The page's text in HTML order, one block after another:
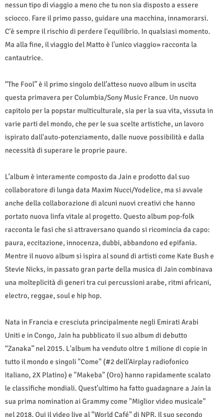
nessun tipo di viaggio a meno che tu non sia disposto a essere
sciocco. Fare il primo passo, guidare una macchina, innamorarsi.
C'è sempre il rischio di perdere l'equilibrio. In qualsiasi momento.
Ma alla fine, il viaggio del Matto è l'unico viaggio» racconta la
cantautrice.
“The Fool” è il primo singolo dell’atteso nuovo album in uscita
questa primavera per Columbia/Sony Music France. Un nuovo
capitolo per la popstar multiculturale, sia per la sua vita, vissuta in
varie parti del mondo, che per le sua scelte artistiche, un lavoro
ispirato dall'auto-potenziamento, dalle nuove possibilità e dalla
necessità di superare le proprie paure.
L’album è interamente composto da Jain e prodotto dal suo
collaboratore di lunga data Maxim Nucci/Yodelice, ma si avvale
anche della collaborazione di alcuni nuovi creativi che hanno
portato nuova linfa vitale al progetto. Questo album pop-folk
racconta le fasi che si attraversano quando si ricomincia da capo:
paura, eccitazione, innocenza, dubbi, abbandono ed epifania.
Mentre il nuovo album si ispira al sound di artisti come Kate Bush e
Stevie Nicks, in passato gran parte della musica di Jain combinava
una molteplicità di generi tra cui percussioni arabe, ritmi africani,
electro, reggae, soul e hip hop.
Nata in Francia e cresciuta principalmente negli Emirati Arabi
Uniti e in Congo, Jain ha pubblicato il suo album di debutto
“Zanaka” nel 2015. L'album ha venduto oltre 1 milione di copie in
tutto il mondo e singoli "Come" (#2 dell’Airplay radiofonico
italiano, 2X Platino) e "Makeba" (Oro) hanno rapidamente scalato
le classifiche mondiali. Quest'ultimo ha fatto guadagnare a Jain la
sua prima nomination ai Grammy come "Miglior video musicale"
nel 2018. Qui il video live al "World Café" di NPR. Il suo secondo